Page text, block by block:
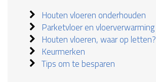
Houten vloeren onderhouden
Parketvloer en vloerverwarming
Houten vloeren, waar op letten?
Keurmerken
Tips om te besparen